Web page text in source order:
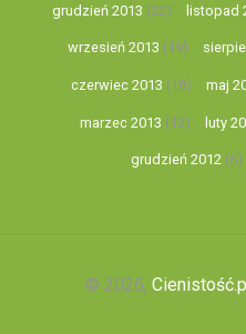
grudzień 2013 (22) listopad
wrzesień 2013 (19)
czerwiec 2013 (18) maj
marzec 2013 (12) luty
grudzień 2012 (6)
© 2026,